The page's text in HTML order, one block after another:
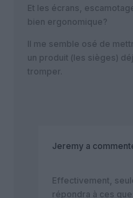
Et les écrans,
bien ergonomique?
Il me semble osé de
un produit (les sièges)
tromper.
Jeremy a
Effectivement,
répondra à ces